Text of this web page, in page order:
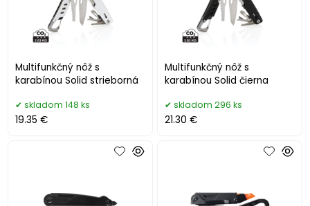
Multifunkčný nôž s
karabínou Solid strieborná
skladom 148 ks
19.35 €
Multifunkčný nôž s
karabínou Solid čierna
skladom 296 ks
21.30 €